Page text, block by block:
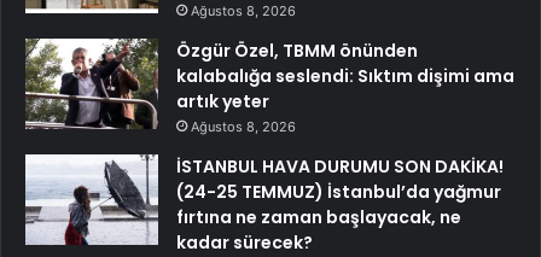
Ağustos 8, 2026
Özgür Özel, TBMM önünden
kalabalığa seslendi: Sıktım dişimi ama
artık yeter
Ağustos 8, 2026
İSTANBUL HAVA DURUMU SON DAKİKA!
(24-25 TEMMUZ) İstanbul’da yağmur
fırtına ne zaman başlayacak, ne
kadar sürecek?